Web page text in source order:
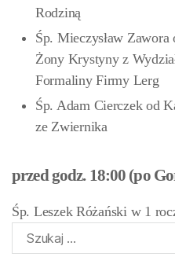
Rodziną
Śp. Mieczysław
Żony Krystyny z
Formaliny Firmy Lerg
Śp. Adam Cierczek od
ze Zwiernika
przed godz. 18:00 (po
Śp. Leszek Różański w 1
Szukaj: